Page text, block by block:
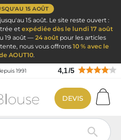
15 AOÛT
15 août. Le site reste ouvert :
et expédiée dès le lundi 17 août
19 août —24 aoûtpour les articles
nous vous offrons 10 % avec le
AOUT10.
1991 4,1/5

DEVIS
Blouses Combi Gant Gel